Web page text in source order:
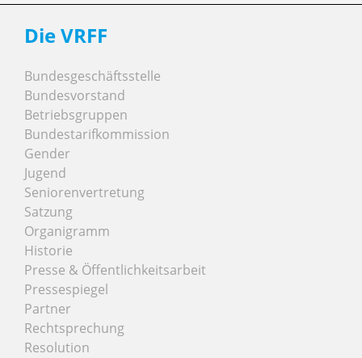
Die VRFF
Bundesgeschäftsstelle
Bundesvorstand
Betriebsgruppen
Bundestarifkommission
Gender
Jugend
Seniorenvertretung
Satzung
Organigramm
Historie
Presse & Öffentlichkeitsarbeit
Pressespiegel
Partner
Rechtsprechung
Resolution